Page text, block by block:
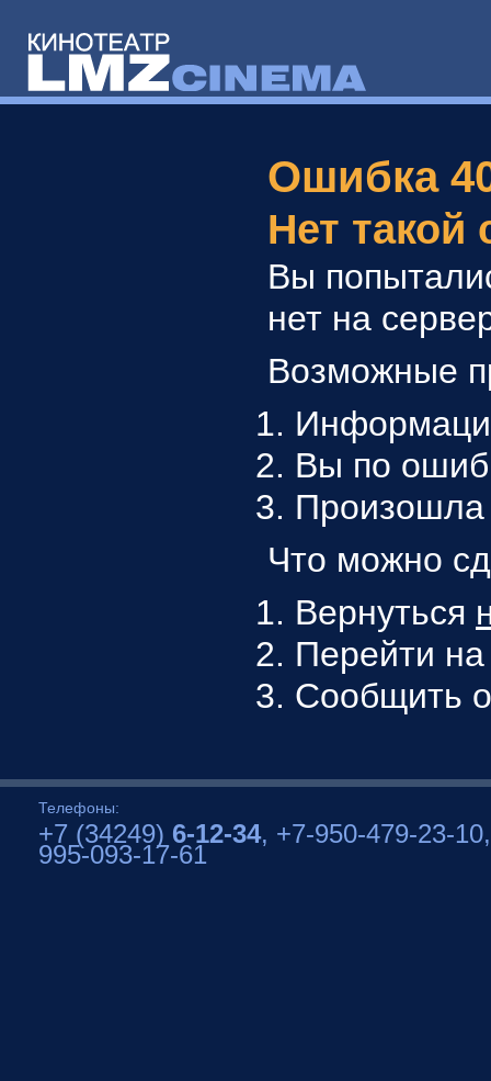
Ошибка
Нет такой
Вы
нет на
Возможные
Вы по
Произошла
Что можно
Вернуться
Перейти
Сообщить
Телефоны:
+7 (34249) 6-12-34, +7-950-479-23-
995-093-17-61